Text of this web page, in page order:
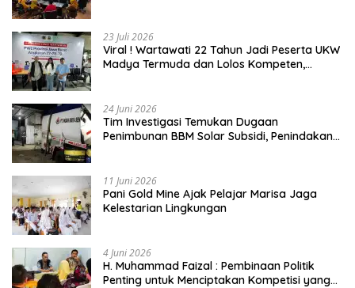
23 Juli 2026
Viral ! Wartawati 22 Tahun Jadi Peserta UKW
Madya Termuda dan Lolos Kompeten,
24 Juni 2026
Tim Investigasi Temukan Dugaan
Penimbunan BBM Solar Subsidi, Penindakan
11 Juni 2026
Pani Gold Mine Ajak Pelajar Marisa Jaga
Kelestarian Lingkungan
4 Juni 2026
H. Muhammad Faizal : Pembinaan Politik
Penting untuk Menciptakan Kompetisi yang